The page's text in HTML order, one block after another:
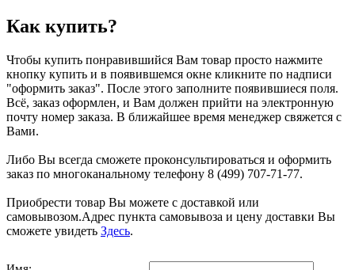
Как купить?
Чтобы купить понравившийся Вам товар просто нажмите
кнопку купить и в появившемся окне кликните по надписи
"оформить заказ". После этого заполните появившиеся поля.
Всё, заказ оформлен, и Вам должен прийти на электронную
почту номер заказа. В ближайшее время менеджер свяжется с
Вами.
Либо Вы всегда сможете проконсультироваться и оформить
заказ по многоканальному телефону 8 (499) 707-71-77.
Приобрести товар Вы можете с доставкой или
самовывозом.Адрес пункта самовывоза и цену доставки Вы
сможете увидеть Здесь.